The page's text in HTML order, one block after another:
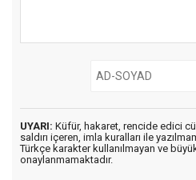
UYARI: Küfür, hakaret, rencide edici
saldırı içeren, imla kuralları ile
Türkçe karakter kullanılmayan ve
onaylanmamaktadır.